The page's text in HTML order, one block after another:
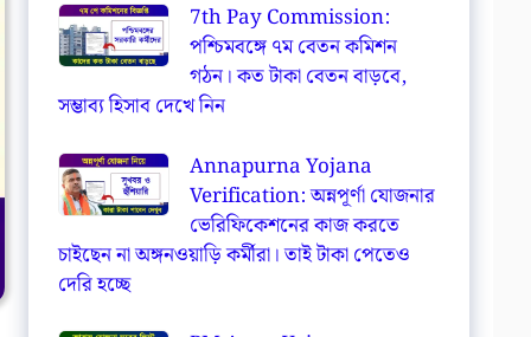
7th Pay Commission:
পশ্চিমবঙ্গে ৭ম বেতন কমিশন
গঠন। কত টাকা বেতন বাড়বে,
সম্ভাব্য হিসাব দেখে নিন
Annapurna Yojana
Verification: অন্নপূর্ণা যোজনার
ভেরিফিকেশনের কাজ করতে
চাইছেন না অঙ্গনওয়াড়ি কর্মীরা। তাই টাকা পেতেও
দেরি হচ্ছে